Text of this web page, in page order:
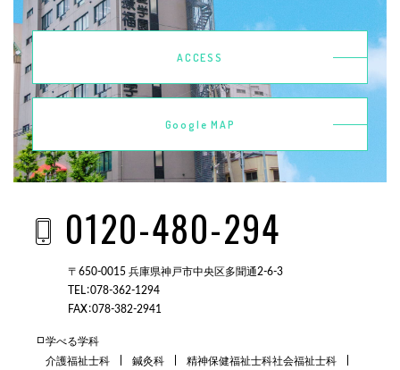
ACCESS
Google MAP
0120-480-294
〒650-0015 兵庫県神戸市中央区多聞通2-6-3
TEL：078-362-1294
FAX：078-382-2941
学べる学科
介護福祉士科
鍼灸科 精神保健福祉士科社会福祉士科